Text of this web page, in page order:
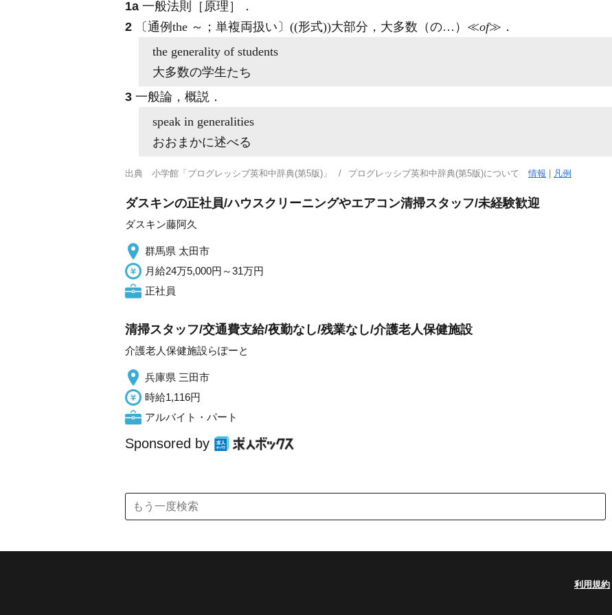
1a 一般法則［原理］
．
2 〔通例the ～；単複両扱い〕((形式))大部分，大多数（の…）≪of≫ ．
the generality of students
大多数の学生たち
3 一般論，概説 ．
speak in generalities
おおまかに述べる
出典 小学館「プログレッシブ英和中辞典(第5版)」 プログレッシブ英和中辞典(第5版)について情報 凡例
ダスキンの正社員/ハウスクリーニングやエアコン清掃スタッフ/未経験歓迎
ダスキン藤阿久
群馬県 太田市
月給24万5,000円～31万円
正社員
清掃スタッフ/交通費支給/夜勤なし/残業なし/介護老人保健施設
介護老人保健施設らぽーと
兵庫県 三田市
時給1,116円
アルバイト・パート
Sponsored by
利用規約